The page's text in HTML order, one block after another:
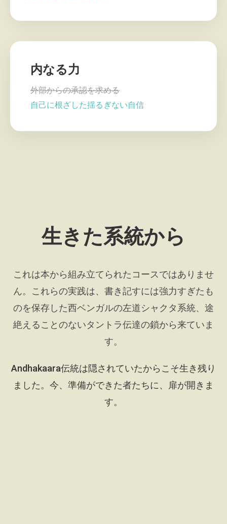
内なる力
外部からの承認を求める
自己に根ざした揺るぎない自信
生きた系統から
これは本から組み立てられたコースではありませ
ん。これらの実践は、書き記すには強力すぎたも
のを保存した西ベンガルの左道シャクタ系統、途
絶えることのないタントラ伝達の鎖から来ていま
す。
Andhakaara伝統は隠されていたからこそ生き残り
ました。今、準備ができた者たちに、扉が開きま
す。